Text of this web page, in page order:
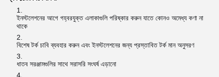
ইনস্টলেশনের আগে গহ্বরযুক্ত এলাকাগুলি পরিষ্কার করুন যাতে কোনও অমেধ্য কণা না
থাকে
বিশেষ টর্ক চাবি ব্যবহার করুন এবং ইনস্টলেশনের জন্য প্রস্তাবিত টর্ক মান অনুসরণ
ধাতব সরঞ্জামগুলির সাথে সরাসরি সংঘর্ষ এড়ানো